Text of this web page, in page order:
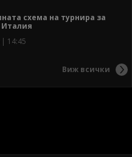
схема на турнира за
Италия
| 14:45
Виж всички